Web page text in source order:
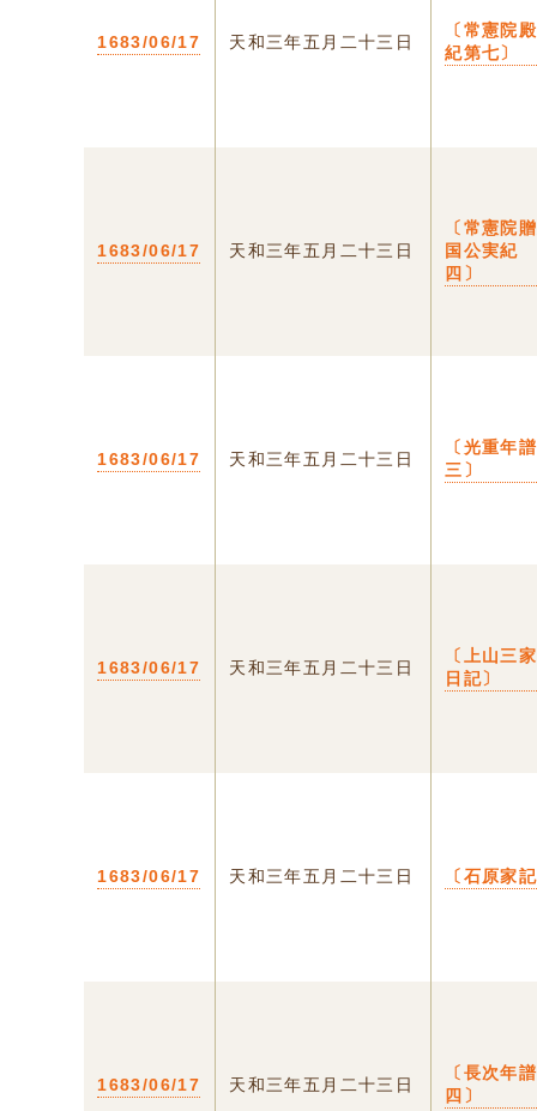
1683/06/17 天和三年五月二十三日
〔常憲院
紀第七〕
1683/06/17 天和三年五月二十三日
〔常憲院
国公実紀
四〕
1683/06/17 天和三年五月二十三日
〔光重
三〕
1683/06/17 天和三年五月二十三日
〔上山三
日記〕
1683/06/17 天和三年五月二十三日 〔石原家
1683/06/17 天和三年五月二十三日
〔長次
四〕